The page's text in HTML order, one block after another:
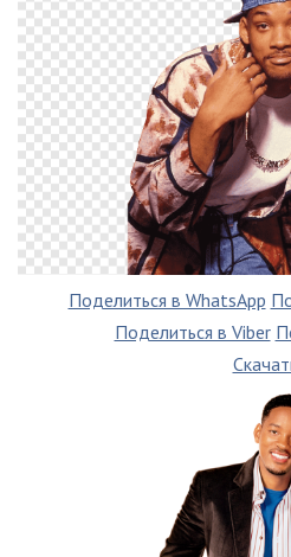
Поделиться в WhatsApp
Поделиться в Viber